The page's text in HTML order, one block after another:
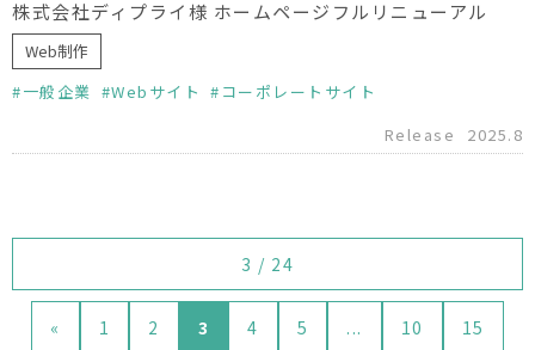
株式会社ディプライ様 ホームページフルリニューアル
Web制作
一般企業
Webサイト
コーポレートサイト
Release
2025.8
3 / 24
« 1 2 3 4 5 ... 10 15